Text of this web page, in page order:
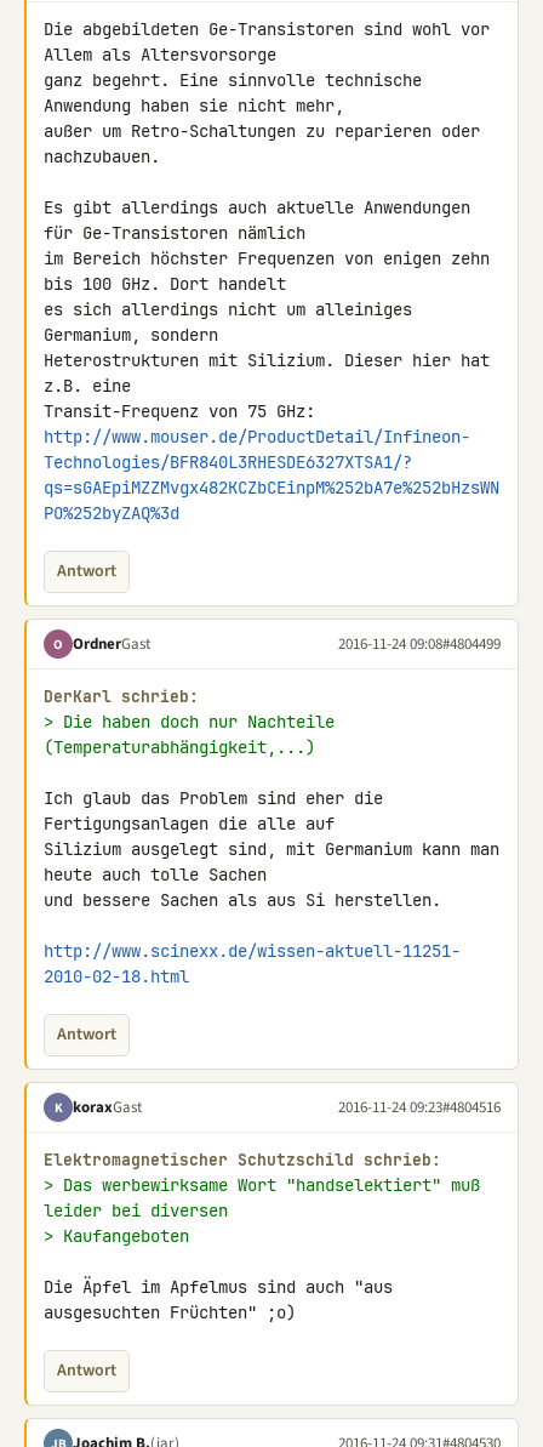
Die abgebildeten Ge-Transistoren sind wohl vor
Allem als Altersvorsorge
ganz begehrt. Eine sinnvolle technische
Anwendung haben sie nicht mehr,
außer um Retro-Schaltungen zu reparieren oder
nachzubauen.
Es gibt allerdings auch aktuelle Anwendungen
für Ge-Transistoren nämlich
im Bereich höchster Frequenzen von enigen zehn
bis 100 GHz. Dort handelt
es sich allerdings nicht um alleiniges
Germanium, sondern
Heterostrukturen mit Silizium. Dieser hier hat
z.B. eine
http://www.mouser.de/ProductDetail/Infineon-
Technologies/BFR840L3RHESDE6327XTSA1/?
qs=sGAEpiMZZMvgx482KCZbCEinpM%252bA7e%252bHzsWN
PO%252byZAQ%3d
Antwort
O OrdnerGast 2016-11-24 09:08#4804499
DerKarl schrieb:
> Die haben doch nur Nachteile
(Temperaturabhängigkeit,...)
Ich glaub das Problem sind eher die
Fertigungsanlagen die alle auf
Silizium ausgelegt sind, mit Germanium kann man
heute auch tolle Sachen
und bessere Sachen als aus Si herstellen.
http://www.scinexx.de/wissen-aktuell-11251-
2010-02-18.html
Antwort
K koraxGast 2016-11-24 09:23#4804516
Elektromagnetischer Schutzschild schrieb:
> Das werbewirksame Wort "handselektiert" muß
leider bei diversen
> Kaufangeboten
Die Äpfel im Apfelmus sind auch "aus
ausgesuchten Früchten" ;o)
Antwort
JB